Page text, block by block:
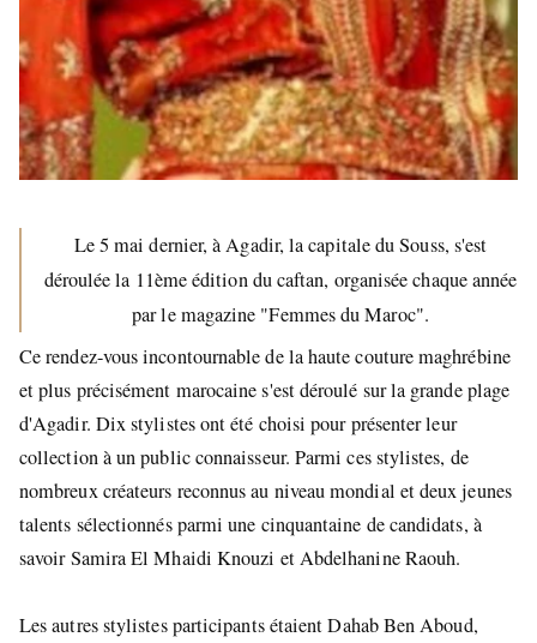
Le 5 mai dernier, à Agadir, la capitale du Souss, s'est
déroulée la 11ème édition du caftan, organisée chaque année
par le magazine "Femmes du Maroc".
Ce rendez-vous incontournable de la haute couture maghrébine
et plus précisément marocaine s'est déroulé sur la grande plage
d'Agadir. Dix stylistes ont été choisi pour présenter leur
collection à un public connaisseur. Parmi ces stylistes, de
nombreux créateurs reconnus au niveau mondial et deux jeunes
talents sélectionnés parmi une cinquantaine de candidats, à
savoir Samira El Mhaidi Knouzi et Abdelhanine Raouh.
Les autres stylistes participants étaient Dahab Ben Aboud,